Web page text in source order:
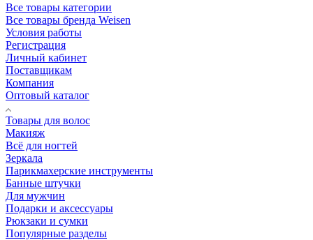
Все товары категории
Все товары бренда Weisen
Условия работы
Регистрация
Личный кабинет
Поставщикам
Компания
Оптовый каталог
Товары для волос
Макияж
Всё для ногтей
Зеркала
Парикмахерские инструменты
Банные штучки
Для мужчин
Подарки и аксессуары
Рюкзаки и сумки
Популярные разделы